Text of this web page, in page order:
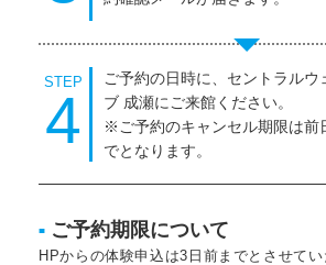
STEP
4
ご予約の日時に、セントラルウ
ブ 成瀬にご来館ください。
※ご予約のキャンセル期限は前
でとなります。
■ ご予約期限について
HPからの体験申込は3日前までとさせてい